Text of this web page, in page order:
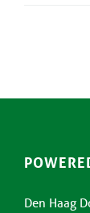
Den Haag